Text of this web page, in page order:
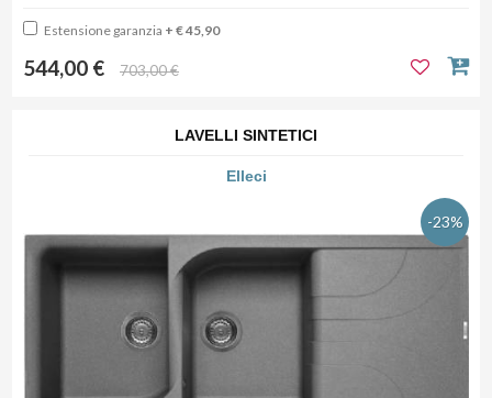
Estensione garanzia + € 45,90
544,00 € 703,00 €
LAVELLI SINTETICI
Elleci
-23%